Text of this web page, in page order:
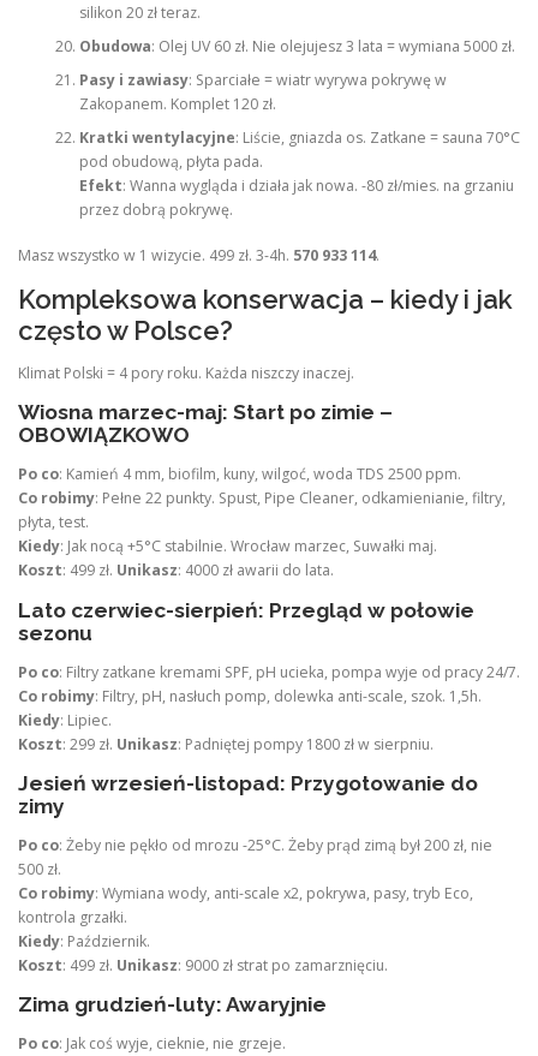
silikon 20 zł teraz.
Obudowa: Olej UV 60 zł. Nie olejujesz 3 lata = wymiana 5000 zł.
Pasy i zawiasy: Sparciałe = wiatr wyrywa pokrywę w
Zakopanem. Komplet 120 zł.
Kratki wentylacyjne: Liście, gniazda os. Zatkane = sauna 70°C
pod obudową, płyta pada.
Efekt: Wanna wygląda i działa jak nowa. -80 zł/mies. na grzaniu
przez dobrą pokrywę.
Masz wszystko w 1 wizycie. 499 zł. 3-4h. 570 933 114.
Kompleksowa konserwacja – kiedy i jak
często w Polsce?
Klimat Polski = 4 pory roku. Każda niszczy inaczej.
Wiosna marzec-maj: Start po zimie –
OBOWIĄZKOWO
Po co: Kamień 4 mm, biofilm, kuny, wilgoć, woda TDS 2500 ppm.
Co robimy: Pełne 22 punkty. Spust, Pipe Cleaner, odkamienianie, filtry,
płyta, test.
Kiedy: Jak nocą +5°C stabilnie. Wrocław marzec, Suwałki maj.
Koszt: 499 zł. Unikasz: 4000 zł awarii do lata.
Lato czerwiec-sierpień: Przegląd w połowie
sezonu
Po co: Filtry zatkane kremami SPF, pH ucieka, pompa wyje od pracy 24/7.
Co robimy: Filtry, pH, nasłuch pomp, dolewka anti-scale, szok. 1,5h.
Kiedy: Lipiec.
Koszt: 299 zł. Unikasz: Padniętej pompy 1800 zł w sierpniu.
Jesień wrzesień-listopad: Przygotowanie do
zimy
Po co: Żeby nie pękło od mrozu -25°C. Żeby prąd zimą był 200 zł, nie
500 zł.
Co robimy: Wymiana wody, anti-scale x2, pokrywa, pasy, tryb Eco,
kontrola grzałki.
Kiedy: Październik.
Koszt: 499 zł. Unikasz: 9000 zł strat po zamarznięciu.
Zima grudzień-luty: Awaryjnie
Po co: Jak coś wyje, cieknie, nie grzeje.